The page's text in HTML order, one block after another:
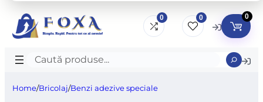
0 0 0
Caută
Home/Bricolaj/Benzi adezive speciale